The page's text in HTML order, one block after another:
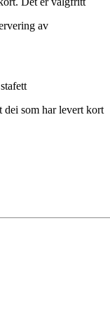
av
som har levert kort